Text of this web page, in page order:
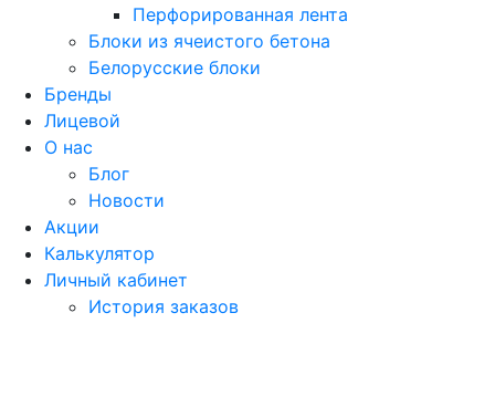
Перфорированная лента
Блоки из ячеистого бетона
Белорусские блоки
Бренды
Лицевой
О нас
Блог
Новости
Акции
Калькулятор
Личный кабинет
История заказов